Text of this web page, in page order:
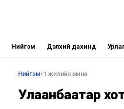
Нийгэм Дэлхий дахинд
Нийгэм•1 жилийн өмнө
Улаанбаатар